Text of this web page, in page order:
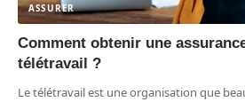
ASSURER
Comment obtenir une
télétravail ?
Le télétravail est une organisation que